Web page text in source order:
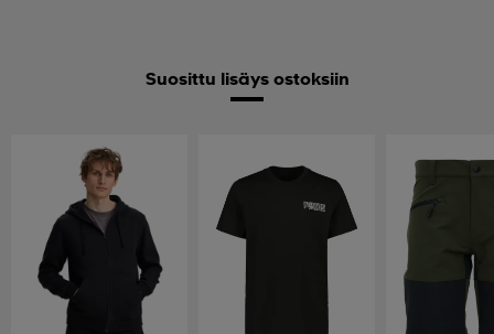
Suosittu lisäys ostoksiin